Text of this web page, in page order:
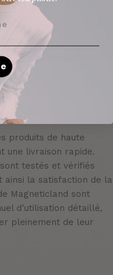
qualité
produits de haute
une livraison rapide.
testés et vérifiés
ainsi la satisfaction de la
Magneticland sont
d’utilisation détaillé,
pleinement de leur